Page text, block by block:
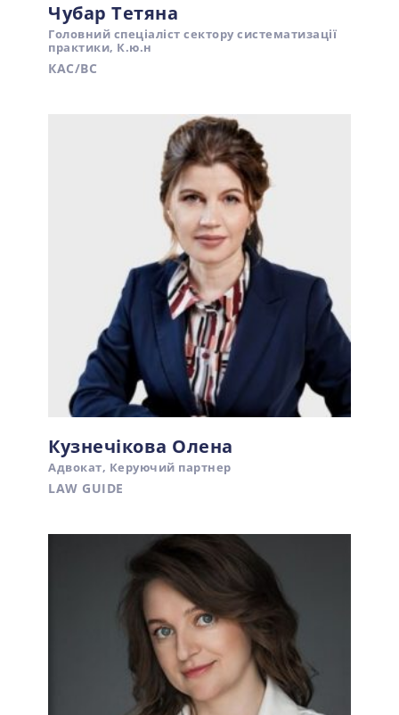
Чубар Тетяна
Головний спеціаліст сектору систематизації
практики, К.ю.н
КАС/ВС
Кузнечікова Олена
Адвокат, Керуючий партнер
LAW GUIDE